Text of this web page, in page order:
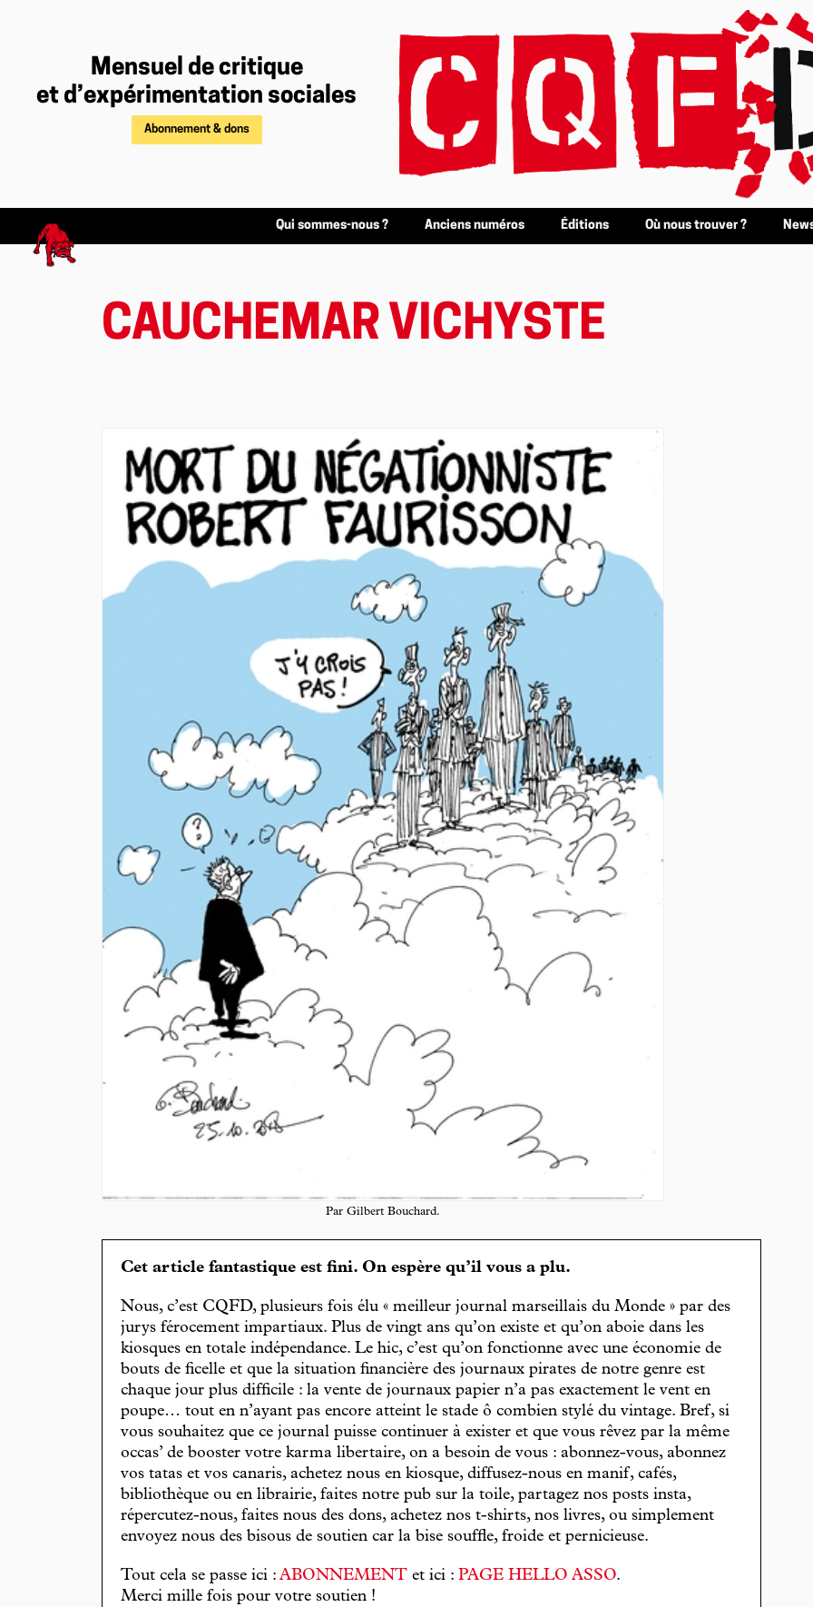
Mensuel de critique
et d’expérimentation sociales
Abonnement & dons
Qui sommes-nous ? Anciens numéros Éditions Où nous trouver ?
CAUCHEMAR VICHYSTE
Par Gilbert Bouchard.
Cet article fantastique est fini. On espère qu’il vous a plu.
Nous, c’est CQFD, plusieurs fois élu « meilleur journal marseillais du Monde » par des
jurys férocement impartiaux. Plus de vingt ans qu’on existe et qu’on aboie dans les
kiosques en totale indépendance. Le hic, c’est qu’on fonctionne avec une économie de
bouts de ficelle et que la situation financière des journaux pirates de notre genre est
chaque jour plus difficile : la vente de journaux papier n’a pas exactement le vent en
poupe… tout en n’ayant pas encore atteint le stade ô combien stylé du vintage. Bref, si
vous souhaitez que ce journal puisse continuer à exister et que vous rêvez par la même
occas’ de booster votre karma libertaire, on a besoin de vous : abonnez-vous, abonnez
vos tatas et vos canaris, achetez nous en kiosque, diffusez-nous en manif, cafés,
bibliothèque ou en librairie, faites notre pub sur la toile, partagez nos posts insta,
répercutez-nous, faites nous des dons, achetez nos t-shirts, nos livres, ou simplement
envoyez nous des bisous de soutien car la bise souffle, froide et pernicieuse.
Tout cela se passe ici : ABONNEMENT et ici : PAGE HELLO ASSO.
Merci mille fois pour votre soutien !